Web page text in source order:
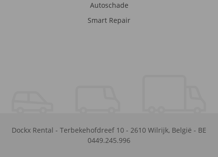
Autoschade
Smart Repair
Dockx Rental - Terbekehofdreef 10 - 2610 Wilrijk, België - BE
0449.245.996